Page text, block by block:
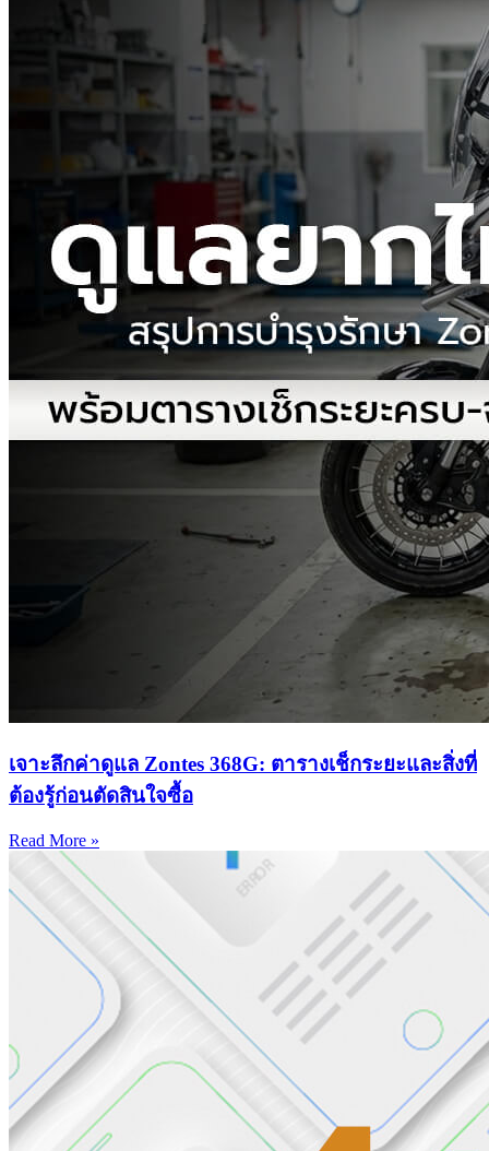
เจาะลึกค่าดูแล Zontes 368G: ตารางเช็กระยะและสิ่งที่
ต้องรู้ก่อนตัดสินใจซื้อ
Read More »